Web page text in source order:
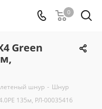
0
Green
шнур - Шнур
135м, РЛ-00035416